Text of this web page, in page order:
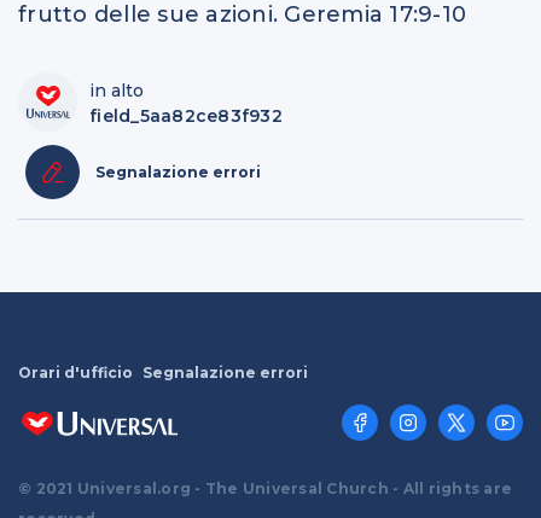
frutto delle sue azioni. Geremia 17:9-10
in alto
field_5aa82ce83f932
Segnalazione errori
© 2021 Universal.org - The Universal Church - All rights are
Orari d'ufficio Segnalazione errori